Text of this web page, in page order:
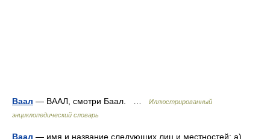
Ваал — ВААЛ, смотри Баал. …
Иллюстрированный
энциклопедический словарь
Ваал — имя и название следующих лиц и местностей: а)